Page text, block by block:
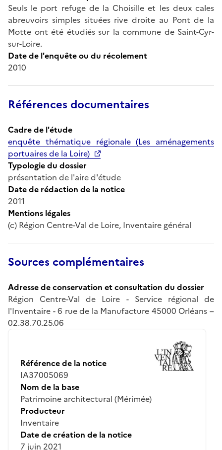
Seuls le port refuge de la Choisille et les deux cales
abreuvoirs simples situées rive droite au Pont de la
Motte ont été étudiés sur la commune de Saint-Cyr-
sur-Loire.
Date de l'enquête ou du récolement
2010
Références documentaires
Cadre de l'étude
enquête thématique régionale (Les aménagements
portuaires de la Loire)
Typologie du dossier
présentation de l'aire d'étude
Date de rédaction de la notice
2011
Mentions légales
(c) Région Centre-Val de Loire, Inventaire général
Sources complémentaires
Adresse de conservation et consultation du dossier
Région Centre-Val de Loire - Service régional de
l'Inventaire - 6 rue de la Manufacture 45000 Orléans –
02.38.70.25.06
Référence de la notice
IA37005069
Nom de la base
Patrimoine architectural (Mérimée)
Producteur
Inventaire
Date de création de la notice
7 juin 2021